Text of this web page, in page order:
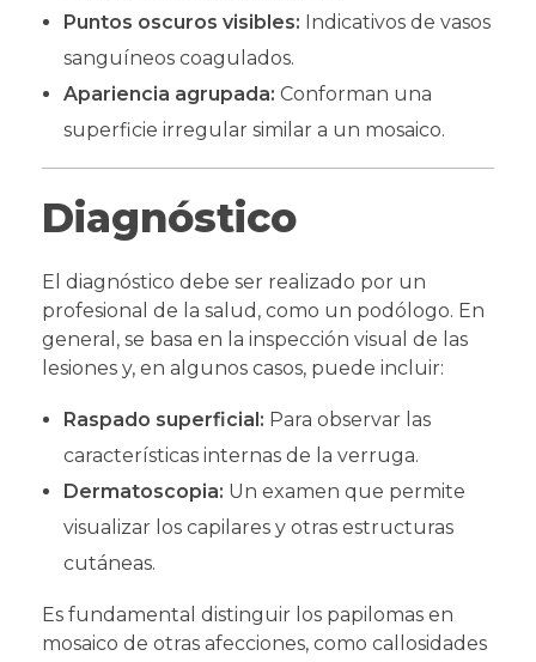
Puntos oscuros visibles: Indicativos de vasos
sanguíneos coagulados.
Apariencia agrupada: Conforman una
superficie irregular similar a un mosaico.
Diagnóstico
El diagnóstico debe ser realizado por un
profesional de la salud, como un podólogo. En
general, se basa en la inspección visual de las
lesiones y, en algunos casos, puede incluir:
Raspado superficial: Para observar las
características internas de la verruga.
Dermatoscopia: Un examen que permite
visualizar los capilares y otras estructuras
cutáneas.
Es fundamental distinguir los papilomas en
mosaico de otras afecciones, como callosidades